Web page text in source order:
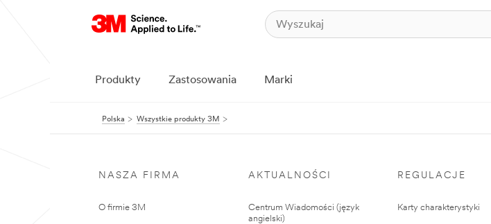
Produkty Zastosowania Marki
Polska Wszystkie produkty 3M
NASZA FIRMA
O firmie 3M
AKTUALNOŚCI
Centrum Wiadomości (język
angielski)
REGULACJE
Karty charakterystyki